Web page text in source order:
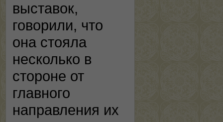
выставок,
говорили, что
она стояла
несколько в
стороне от
главного
направления их